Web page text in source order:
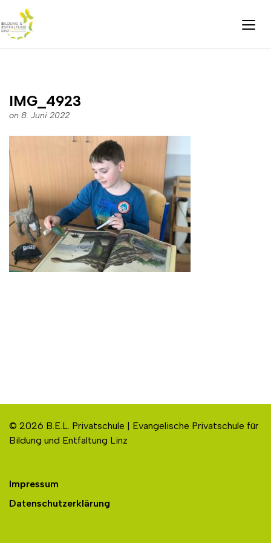
IMG_4923
on 8. Juni 2022
© 2026 B.E.L. Privatschule | Evangelische Privatschule für
Bildung und Entfaltung Linz
Impressum
Datenschutzerklärung